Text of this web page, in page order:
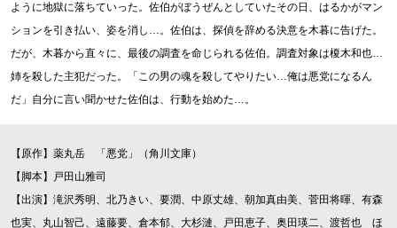
ように地獄に落ちていった。佐伯がぼうぜんとしていたその日、はるかがマン
ションを引き払い、姿を消し…。佐伯は、探偵を辞める決意を木暮に告げた。
だが、木暮から直々に、最後の調査を命じられる佐伯。調査対象は榎木和也…
姉を殺した主犯だった。「この男の魂を殺してやりたい…俺は悪党になるん
だ」自分に言い聞かせた佐伯は、行動を始めた…。
【原作】薬丸岳 「悪党」（角川文庫）
【脚本】戸田山雅司
【出演】滝沢秀明、北乃きい、要潤、中原丈雄、朝加真由美、菅田将暉、有森
也実、丸山智己、遠藤要、倉本郁、大杉漣、戸田恵子、奥田瑛二、渡哲也 ほ